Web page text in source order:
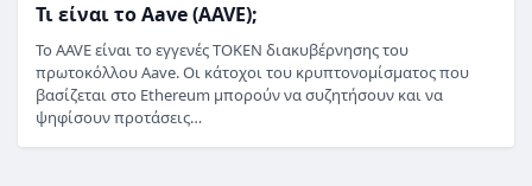
Τι είναι το Aave (AAVE);
Το AAVE είναι το εγγενές TOKEN διακυβέρνησης του
πρωτοκόλλου Aave. Οι κάτοχοι του κρυπτονομίσματος που
βασίζεται στο Ethereum μπορούν να συζητήσουν και να
ψηφίσουν προτάσεις…